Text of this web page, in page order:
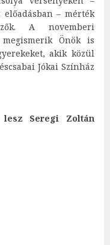
– mérték
A novemberi
Önök is
akik közül
Jókai Színház
lesz Seregi Zoltán